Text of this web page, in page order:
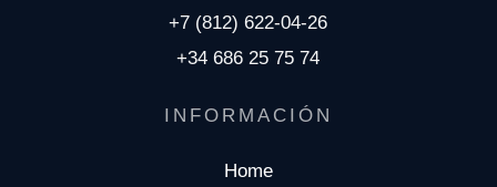
+7 (812) 622-04-26
+34 686 25 75 74
INFORMACIÓN
Home